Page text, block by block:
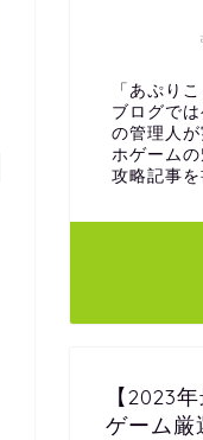
「あぷり
ブログで
の管理人
ホゲーム
攻略記事を
【2023
ゲーム厳